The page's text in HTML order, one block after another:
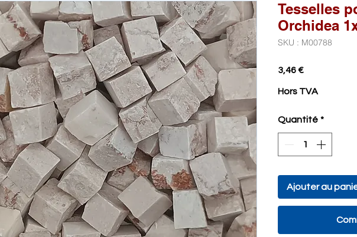
Tesselles
Orchidea
SKU : M00788
3,46 €Prix
Hors TVA
Quantité *
Ajouter au